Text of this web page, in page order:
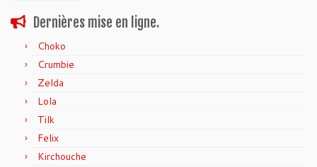
Dernières mise en ligne.
Choko
Crumbie
Zelda
Lola
Tilk
Felix
Kirchouche